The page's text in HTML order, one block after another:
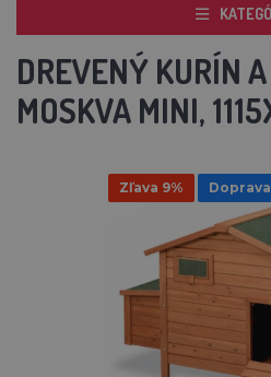
DREVENÝ KURÍN
MOSKVA MINI,
Zľava 9%